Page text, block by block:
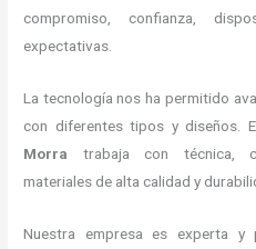
compromiso, confianza,
expectativas.
La tecnología nos ha permitido
con diferentes tipos y diseños.
Morra trabaja con técnica,
materiales de alta calidad y
Nuestra empresa es experta y